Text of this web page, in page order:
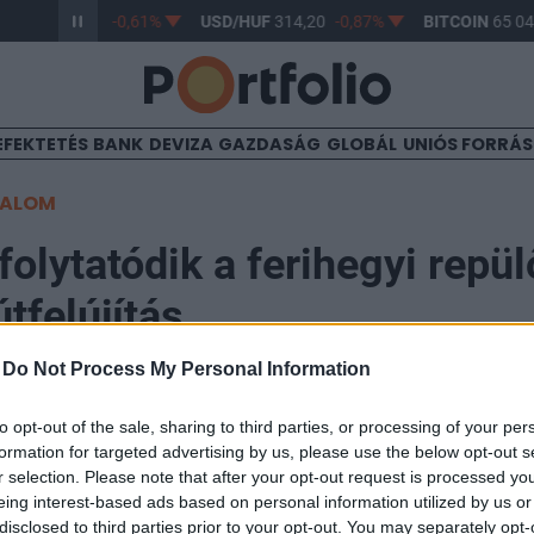
Do Not Process My Personal Information
opt-out of the sale, sharing to third parties, or processing of your
for targeted advertising by us, please use the below opt-out
selection. Please note that after your opt-out request is processed
interest-based ads based on personal information utilized by us
to third parties prior to your opt-out. You may separately
363,17 -0,61% USD/HUF314,20 -0,87% BITCOIN65
BANK DEVIZA GAZDASÁG GLOBÁL UNIÓS
a ferihegyi
Liszt Ferenc-repülőtér megközelíthetőségét
a hétfőn kezdődő negyedik ütem a tervek szerint